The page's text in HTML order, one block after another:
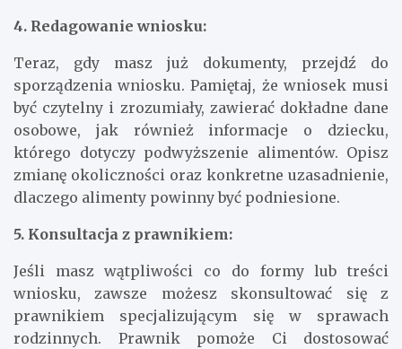
4. Redagowanie wniosku:
Teraz, gdy masz już dokumenty, przejdź do
sporządzenia wniosku. Pamiętaj, że wniosek musi
być czytelny i zrozumiały, zawierać dokładne dane
osobowe, jak również informacje o dziecku,
którego dotyczy podwyższenie alimentów. Opisz
zmianę okoliczności oraz konkretne uzasadnienie,
dlaczego alimenty powinny być podniesione.
5. Konsultacja z prawnikiem:
Jeśli masz wątpliwości co do formy lub treści
wniosku, zawsze możesz skonsultować się z
prawnikiem specjalizującym się w sprawach
rodzinnych. Prawnik pomoże Ci dostosować